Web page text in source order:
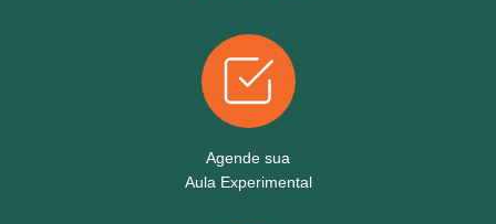
Agende sua
Aula Experimental